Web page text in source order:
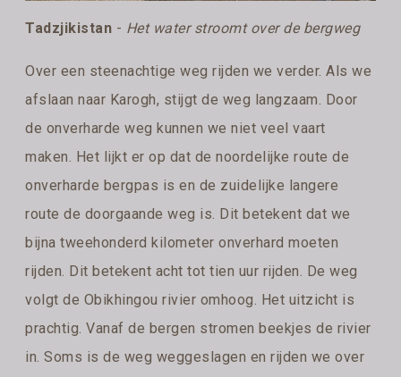
Tadzjikistan - Het water stroomt over de bergweg
Over een steenachtige weg rijden we verder. Als we
afslaan naar Karogh, stijgt de weg langzaam. Door
de onverharde weg kunnen we niet veel vaart
maken. Het lijkt er op dat de noordelijke route de
onverharde bergpas is en de zuidelijke langere
route de doorgaande weg is. Dit betekent dat we
bijna tweehonderd kilometer onverhard moeten
rijden. Dit betekent acht tot tien uur rijden. De weg
volgt de Obikhingou rivier omhoog. Het uitzicht is
prachtig. Vanaf de bergen stromen beekjes de rivier
in. Soms is de weg weggeslagen en rijden we over